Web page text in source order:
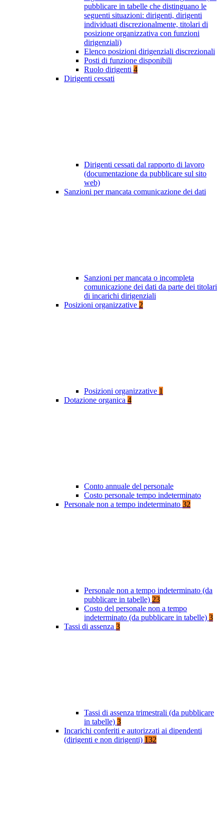
pubblicare in tabelle che distinguano le
seguenti situazioni: dirigenti, dirigenti
individuati discrezionalmente, titolari di
posizione organizzativa con funzioni
dirigenziali)
Elenco posizioni dirigenziali discrezionali
Posti di funzione disponibili
Ruolo dirigenti 4
Dirigenti cessati
Dirigenti cessati dal rapporto di lavoro
(documentazione da pubblicare sul sito
web)
Sanzioni per mancata comunicazione dei dati
Sanzioni per mancata o incompleta
comunicazione dei dati da parte dei titolari
di incarichi dirigenziali
Posizioni organizzative 2
Posizioni organizzative 1
Dotazione organica 4
Conto annuale del personale
Costo personale tempo indeterminato
Personale non a tempo indeterminato 32
Personale non a tempo indeterminato (da
pubblicare in tabelle) 23
Costo del personale non a tempo
indeterminato (da pubblicare in tabelle) 3
Tassi di assenza 3
Tassi di assenza trimestrali (da pubblicare
in tabelle) 3
Incarichi conferiti e autorizzati ai dipendenti
(dirigenti e non dirigenti) 132